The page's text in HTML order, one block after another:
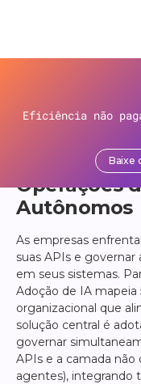
Eficiência não
Baixe
ROADMAP DE
Da
Operações
Autônomos
As empresas
suas APIs e
em seus sistemas.
Adoção de IA
organizacional que
solução central é
governar
APIs e a camada
agentes), integrando